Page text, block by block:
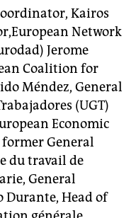
Kairos
Network
Jerome
Coalition for
Méndez, General
(UGT)
Economic
former General
du travail de
General
Durante, Head of